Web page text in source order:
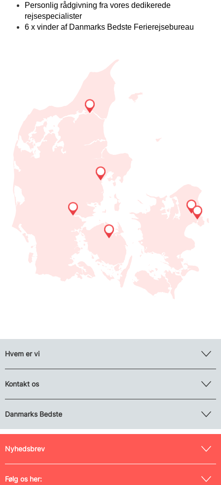
Personlig rådgivning fra vores dedikerede
rejsespecialister
6 x vinder af Danmarks Bedste Ferierejsebureau
Hvem er vi
Kontakt os
Danmarks Bedste
Nyhedsbrev
Følg os her: